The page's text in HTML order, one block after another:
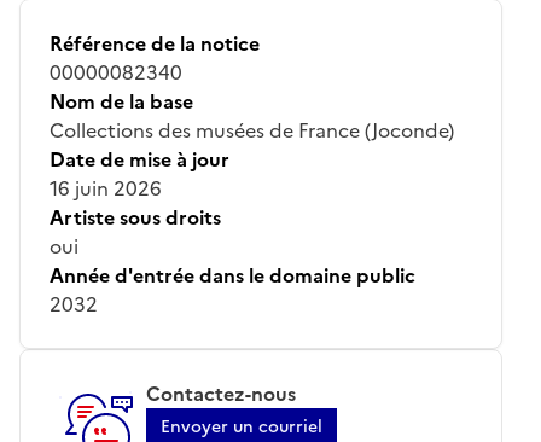
Référence de la notice
00000082340
Nom de la base
Collections des musées de France (Joconde)
Date de mise à jour
16 juin 2026
Artiste sous droits
oui
Année d'entrée dans le domaine public
2032
Contactez-nous
Envoyer un courriel